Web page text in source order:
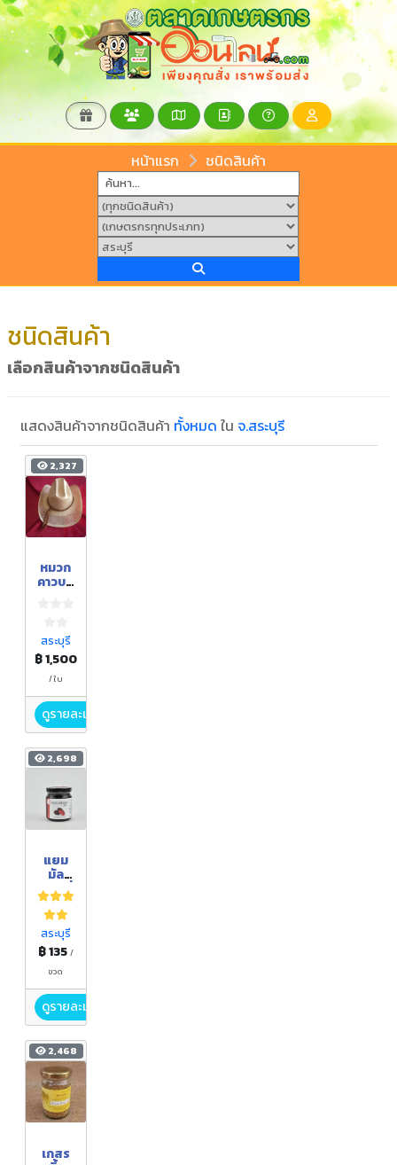
หน้าแรก ชนิดสินค้า
ชนิดสินค้า
เลือกสินค้าจากชนิดสินค้า
แสดงสินค้าจากชนิดสินค้า ทั้งหมด ใน จ.สระบุรี
2,327
หมวก
คาวบอ
สระบุรี
฿ 1,500
/ ใบ
ดูรายละเอียด
2,698
แยม
มัล
เบอร์รี่
(Mulb
erry
Jam)
สระบุรี
฿ 135 /
ขวด
ดูรายละเอียด
2,468
เกสร